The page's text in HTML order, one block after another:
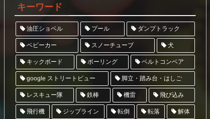
キーワード
油圧ショベル プール ダンプトラック
ベビーカー スノーチューブ 犬
キックボード ボーリング ベルトコンベア
google ストリートビュー 脚立・踏み台・はしご
レスキュー隊 鉄棒 機雷 飛び込み
飛行機 ジップライン 転倒 転落 解体